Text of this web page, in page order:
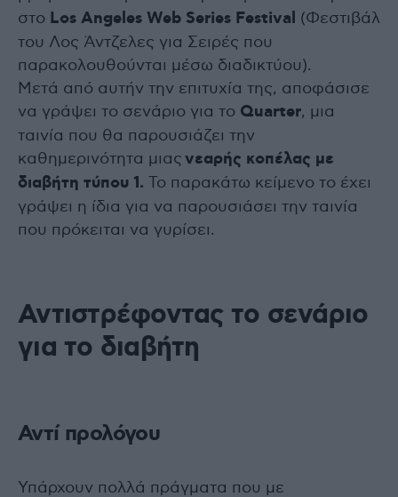
στο Los Angeles Web Series Festival (Φεστιβάλ
του Λος Άντζελες για Σειρές που
παρακολουθούνται μέσω διαδικτύου).
Μετά από αυτήν την επιτυχία της, αποφάσισε
να γράψει το σενάριο για το Quarter, μια
ταινία που θα παρουσιάζει την
καθημερινότητα μιαςνεαρής κοπέλας με
διαβήτη τύπου 1. Το παρακάτω κείμενο το έχει
γράψει η ίδια για να παρουσιάσει την ταινία
που πρόκειται να γυρίσει.
Αντιστρέφοντας το σενάριο
για το διαβήτη
Αντί προλόγου
Υπάρχουν πολλά πράγματα που με